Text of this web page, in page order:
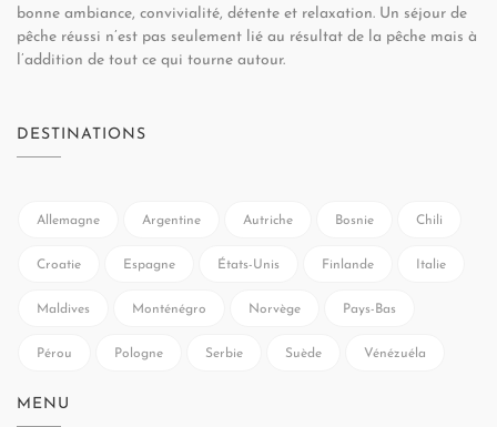
bonne ambiance, convivialité, détente et relaxation. Un séjour de
pêche réussi n’est pas seulement lié au résultat de la pêche mais à
l’addition de tout ce qui tourne autour.
DESTINATIONS
Allemagne Argentine Autriche Bosnie Chili
Croatie Espagne États-Unis Finlande Italie
Maldives Monténégro Norvège Pays-Bas
Pérou Pologne Serbie Suède Vénézuéla
MENU